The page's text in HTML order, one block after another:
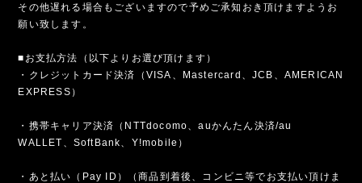
その他遅れる場合もございますので予めご承知おき頂けますようお
願い致します。
■お支払方法（以下よりお選び頂けます）
・クレジットカード決済（VISA、Mastercard、JCB、AMERICAN
EXPRESS）
・携帯キャリア決済（NTTdocomo、auかんたん決済/au
WALLET、SoftBank、Y!mobile）
・あと払い（Pay ID）（商品到着後、コンビニ等でお支払い頂けま